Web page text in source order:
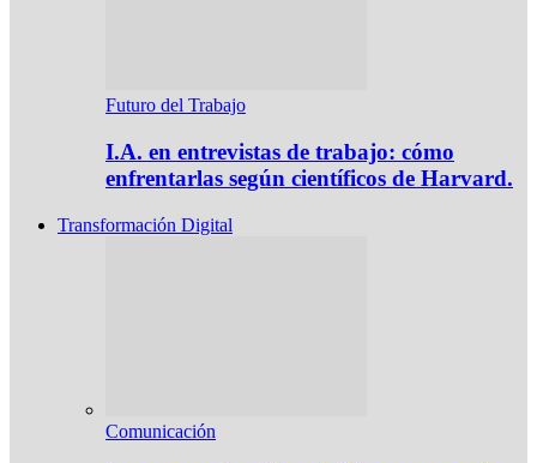
Futuro del Trabajo
I.A. en entrevistas de trabajo: cómo
enfrentarlas según científicos de Harvard.
Transformación Digital
Comunicación